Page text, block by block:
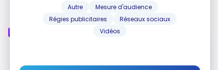
Autre
Mesure d'audience
Régies publicitaires
Réseaux sociaux
Vidéos